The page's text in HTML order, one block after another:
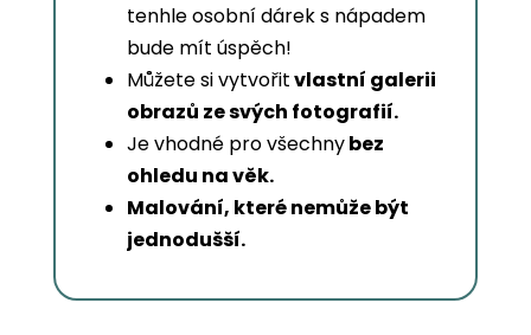
tenhle osobní dárek s nápadem
bude mít úspěch!
Můžete si vytvořitvlastní galerii
obrazů ze svých fotografií.
Je vhodné pro všechnybez
ohledu na věk.
Malování, které nemůže být
jednodušší.